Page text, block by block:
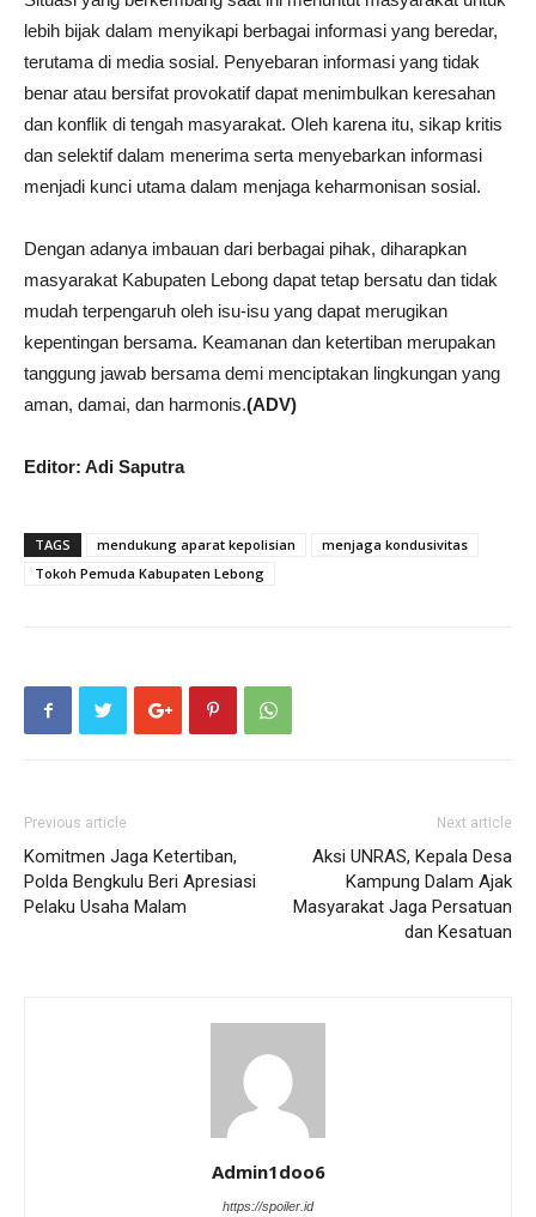
lebih bijak dalam menyikapi berbagai informasi yang beredar,
terutama di media sosial. Penyebaran informasi yang tidak
benar atau bersifat provokatif dapat menimbulkan keresahan
dan konflik di tengah masyarakat. Oleh karena itu, sikap kritis
dan selektif dalam menerima serta menyebarkan informasi
menjadi kunci utama dalam menjaga keharmonisan sosial.
Dengan adanya imbauan dari berbagai pihak, diharapkan
masyarakat Kabupaten Lebong dapat tetap bersatu dan tidak
mudah terpengaruh oleh isu-isu yang dapat merugikan
kepentingan bersama. Keamanan dan ketertiban merupakan
tanggung jawab bersama demi menciptakan lingkungan yang
aman, damai, dan harmonis.(ADV)
Editor: Adi Saputra
TAGS mendukung aparat kepolisian
menjaga kondusivitas
Tokoh Pemuda Kabupaten Lebong
Previous article
Komitmen Jaga Ketertiban,
Polda Bengkulu Beri Apresiasi
Pelaku Usaha Malam
Next article
Aksi UNRAS, Kepala Desa
Kampung Dalam Ajak
Masyarakat Jaga Persatuan
dan Kesatuan
Admin1doo6
https://spoiler.id